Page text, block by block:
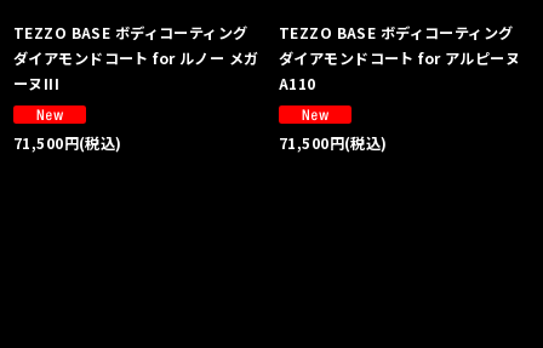
TEZZO BASE ボディコーティング
ダイアモンドコート for ルノー メガ
ーヌIII
71,500円(税込)
TEZZO BASE ボディコーティング
ダイアモンドコート for アルピーヌ
A110
71,500円(税込)